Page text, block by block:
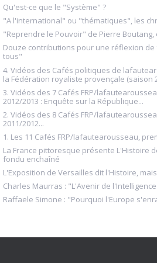
Qu'est-ce que le "Système" ?
"A l'international" ou "thématiques", les
"Reprendre le Pouvoir" de Pierre
Douze contributions pour une réflexion
tous"
4. Vidéos des Cafés politiques de
la Fédération royaliste provençale (saison
3. Vidéos des 7 Cafés FRP/
2012/2013 : Enquête sur la République...
2. Vidéos des 8 Cafés FRP/
2011/2012...
1. Les 11 Cafés FRP/lafautearousseau,
La France pittoresque présente L'Histoire
fondu enchaîné
L'Exposition de Versailles dit l'Histoire,
Charles Maurras : "L'Avenir de
Raffaele Simone : "Pourquoi l'Europe